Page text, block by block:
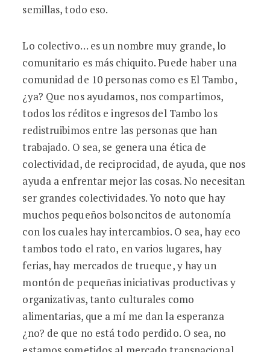
semillas, todo eso.
Lo colectivo… es un nombre muy grande, lo
comunitario es más chiquito. Puede haber una
comunidad de 10 personas como es El Tambo,
¿ya? Que nos ayudamos, nos compartimos,
todos los réditos e ingresos del Tambo los
redistruibimos entre las personas que han
trabajado. O sea, se genera una ética de
colectividad, de reciprocidad, de ayuda, que nos
ayuda a enfrentar mejor las cosas. No necesitan
ser grandes colectividades. Yo noto que hay
muchos pequeños bolsoncitos de autonomía
con los cuales hay intercambios. O sea, hay eco
tambos todo el rato, en varios lugares, hay
ferias, hay mercados de trueque, y hay un
montón de pequeñas iniciativas productivas y
organizativas, tanto culturales como
alimentarias, que a mí me dan la esperanza
¿no? de que no está todo perdido. O sea, no